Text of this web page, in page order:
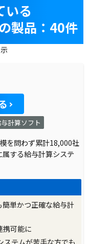
いる
製品：40件
計算ソフト
を問わず累計18,000社
する給与計算システ
単かつ正確な給与計
携可能に
テムが苦手な方でも